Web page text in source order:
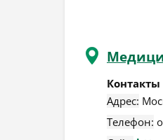
Адрес:
Телефон: